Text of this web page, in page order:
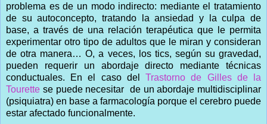
problema es de un modo indirecto: mediante el tratamiento
de su autoconcepto, tratando la ansiedad y la culpa de
base, a través de una relación terapéutica que le permita
experimentar otro tipo de adultos que le miran y consideran
de otra manera… O, a veces, los tics, según su gravedad,
pueden requerir un abordaje directo mediante técnicas
conductuales. En el caso delTrastorno de Gilles de la
Tourette se puede necesitar de un abordaje multidisciplinar
(psiquiatra) en base a farmacología porque el cerebro puede
estar afectado funcionalmente.